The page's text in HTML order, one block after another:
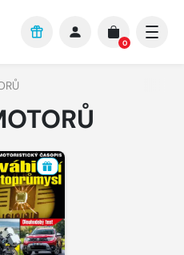
0